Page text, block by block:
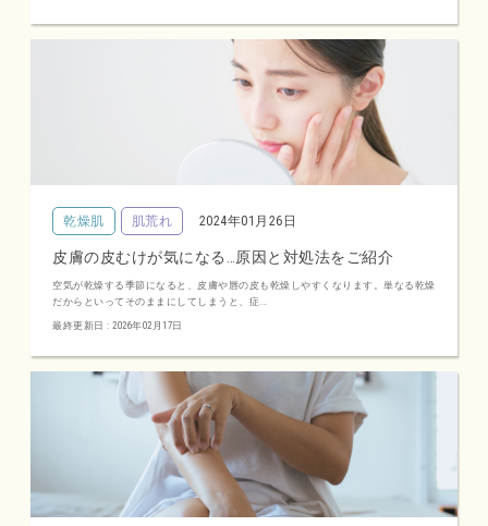
乾燥肌 肌荒れ 2024年01月26日
皮膚の皮むけが気になる…原因と対処法をご紹介
空気が乾燥する季節になると、皮膚や唇の皮も乾燥しやすくなります。単なる乾燥
だからといってそのままにしてしまうと、症...
最終更新日 : 2026年02月17日